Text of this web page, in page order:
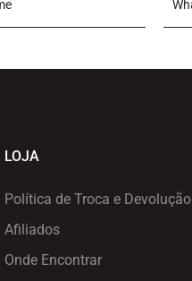
LOJA
Política de Troca e Devolução
Afiliados
Onde Encontrar